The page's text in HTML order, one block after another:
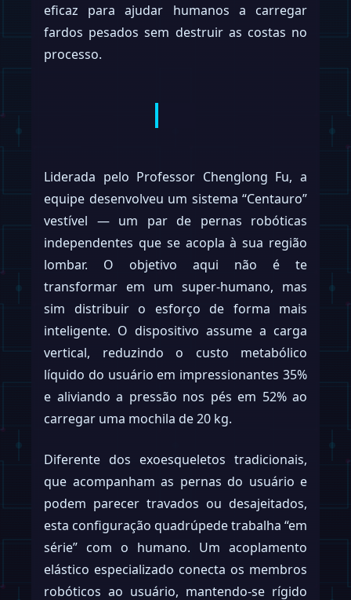
eficaz para ajudar humanos a carregar
fardos pesados sem destruir as costas no
processo.
Liderada pelo Professor Chenglong Fu, a
equipe desenvolveu um sistema “Centauro”
vestível — um par de pernas robóticas
independentes que se acopla à sua região
lombar. O objetivo aqui não é te
transformar em um super-humano, mas
sim distribuir o esforço de forma mais
inteligente. O dispositivo assume a carga
vertical, reduzindo o custo metabólico
líquido do usuário em impressionantes 35%
e aliviando a pressão nos pés em 52% ao
carregar uma mochila de 20 kg.
Diferente dos exoesqueletos tradicionais,
que acompanham as pernas do usuário e
podem parecer travados ou desajeitados,
esta configuração quadrúpede trabalha “em
série” com o humano. Um acoplamento
elástico especializado conecta os membros
robóticos ao usuário, mantendo-se rígido